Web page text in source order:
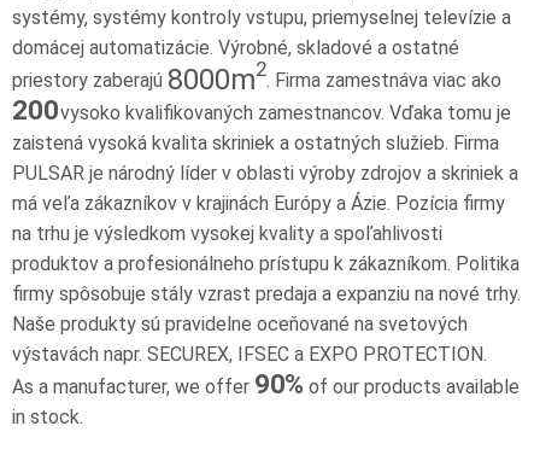
systémy, systémy kontroly vstupu, priemyselnej televízie a
domácej automatizácie. Výrobné, skladové a ostatné
priestory zaberajú 8000m2. Firma zamestnáva viac ako
200vysoko kvalifikovaných zamestnancov. Vďaka tomu je
zaistená vysoká kvalita skriniek a ostatných služieb. Firma
PULSAR je národný líder v oblasti výroby zdrojov a skriniek a
má veľa zákazníkov v krajinách Európy a Ázie. Pozícia firmy
na trhu je výsledkom vysokej kvality a spoľahlivosti
produktov a profesionálneho prístupu k zákazníkom. Politika
firmy spôsobuje stály vzrast predaja a expanziu na nové trhy.
Naše produkty sú pravidelne oceňované na svetových
výstavách napr. SECUREX, IFSEC a EXPO PROTECTION.
As a manufacturer, we offer 90% of our products available
in stock.